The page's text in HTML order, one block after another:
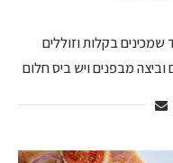
בקלות וזוללים
מבפנים ויש ביס חלום